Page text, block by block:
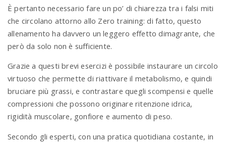
È pertanto necessario fare un po’ di chiarezza tra i falsi miti
che circolano attorno allo Zero training: di fatto, questo
allenamento ha davvero un leggero effetto dimagrante, che
però da solo non è sufficiente.
Grazie a questi brevi esercizi è possibile instaurare un circolo
virtuoso che permette di riattivare il metabolismo, e quindi
bruciare più grassi, e contrastare quegli scompensi e quelle
compressioni che possono originare ritenzione idrica,
rigidità muscolare, gonfiore e aumento di peso.
Secondo gli esperti, con una pratica quotidiana costante, in